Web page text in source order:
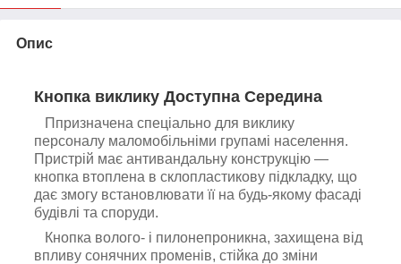
Опис
Кнопка виклику Доступна Середина
П призначена спеціально для виклику
персоналу маломобільніми групамі населення.
Пристрій має антивандальну конструкцію —
кнопка втоплена в склопластикову підкладку, що
дає змогу встановлювати її на будь-якому фасаді
будівлі та споруди.
Кнопка волого- і пилонепроникна, захищена від
впливу сонячних променів, стійка до зміни